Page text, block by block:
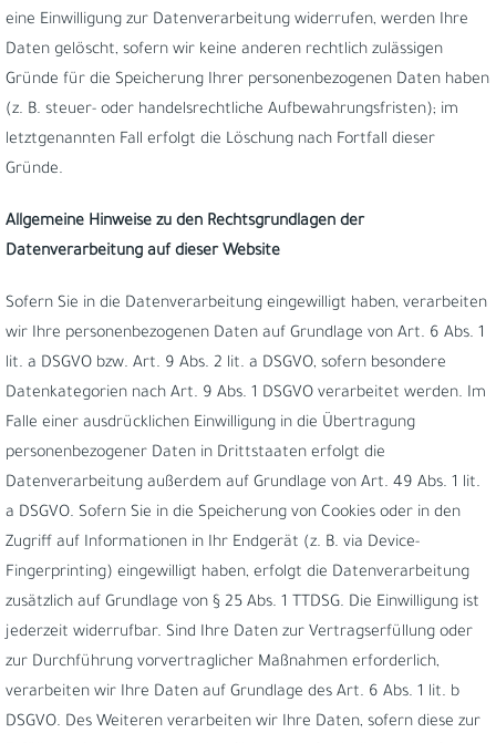
eine Einwilligung zur Datenverarbeitung widerrufen, werden Ihre
Daten gelöscht, sofern wir keine anderen rechtlich zulässigen
Gründe für die Speicherung Ihrer personenbezogenen Daten haben
(z. B. steuer- oder handelsrechtliche Aufbewahrungsfristen); im
letztgenannten Fall erfolgt die Löschung nach Fortfall dieser
Gründe.
Allgemeine Hinweise zu den Rechtsgrundlagen der
Datenverarbeitung auf dieser Website
Sofern Sie in die Datenverarbeitung eingewilligt haben, verarbeiten
wir Ihre personenbezogenen Daten auf Grundlage von Art. 6 Abs. 1
lit. a DSGVO bzw. Art. 9 Abs. 2 lit. a DSGVO, sofern besondere
Datenkategorien nach Art. 9 Abs. 1 DSGVO verarbeitet werden. Im
Falle einer ausdrücklichen Einwilligung in die Übertragung
personenbezogener Daten in Drittstaaten erfolgt die
Datenverarbeitung außerdem auf Grundlage von Art. 49 Abs. 1 lit.
a DSGVO. Sofern Sie in die Speicherung von Cookies oder in den
Zugriff auf Informationen in Ihr Endgerät (z. B. via Device-
Fingerprinting) eingewilligt haben, erfolgt die Datenverarbeitung
zusätzlich auf Grundlage von § 25 Abs. 1 TTDSG. Die Einwilligung ist
jederzeit widerrufbar. Sind Ihre Daten zur Vertragserfüllung oder
zur Durchführung vorvertraglicher Maßnahmen erforderlich,
verarbeiten wir Ihre Daten auf Grundlage des Art. 6 Abs. 1 lit. b
DSGVO. Des Weiteren verarbeiten wir Ihre Daten, sofern diese zur